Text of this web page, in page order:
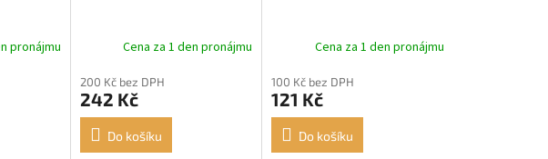
pronájmu Cena za 1 den pronájmu
200 Kč bez DPH
242 Kč
Do košíku
Cena za 1 den pronájmu
100 Kč bez DPH
121 Kč
Do košíku